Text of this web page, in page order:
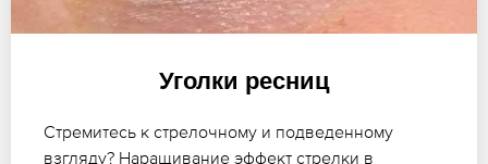
Уголки ресниц
Стремитесь к стрелочному и подведенному
взгляду? Наращивание эффект стрелки в